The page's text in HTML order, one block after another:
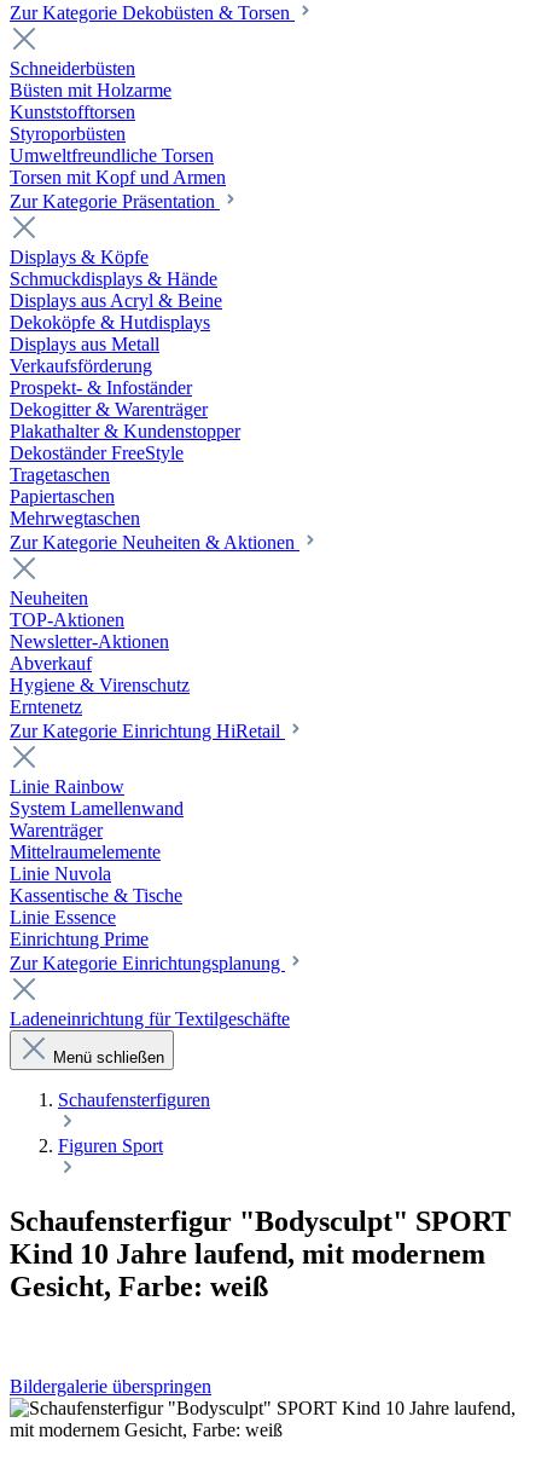
Zur Kategorie Dekobüsten & Torsen
Schneiderbüsten
Büsten mit Holzarme
Kunststofftorsen
Styroporbüsten
Umweltfreundliche Torsen
Torsen mit Kopf und Armen
Zur Kategorie Präsentation
Displays & Köpfe
Schmuckdisplays & Hände
Displays aus Acryl & Beine
Dekoköpfe & Hutdisplays
Displays aus Metall
Verkaufsförderung
Prospekt- & Infoständer
Dekogitter & Warenträger
Plakathalter & Kundenstopper
Dekoständer FreeStyle
Tragetaschen
Papiertaschen
Mehrwegtaschen
Zur Kategorie Neuheiten & Aktionen
Neuheiten
TOP-Aktionen
Newsletter-Aktionen
Abverkauf
Hygiene & Virenschutz
Erntenetz
Zur Kategorie Einrichtung HiRetail
Linie Rainbow
System Lamellenwand
Warenträger
Mittelraumelemente
Linie Nuvola
Kassentische & Tische
Linie Essence
Einrichtung Prime
Zur Kategorie Einrichtungsplanung
Ladeneinrichtung für Textilgeschäfte
Menü schließen
Schaufenster­figuren
Figuren Sport
Schaufensterfigur "Bodysculpt" SPORT
Kind 10 Jahre laufend, mit modernem
Gesicht, Farbe: weiß
Bildergalerie überspringen